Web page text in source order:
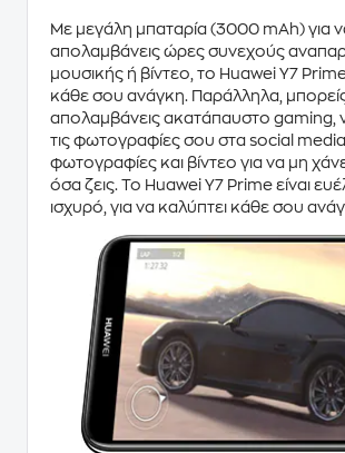
Με μεγάλη μπαταρία (3000 mAh) για
απολαμβάνεις ώρες συνεχούς
μουσικής ή βίντεο, το Huawei Y7
κάθε σου ανάγκη. Παράλληλα,
απολαμβάνεις ακατάπαυστο gaming
τις φωτογραφίες σου στα social
φωτογραφίες και βίντεο για να μη
όσα ζεις. Το Huawei Y7 Prime είναι
ισχυρό, για να καλύπτει κάθε σου